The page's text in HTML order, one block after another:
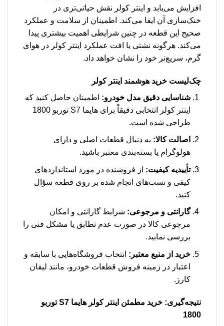
افزایش می‌یابد و اینتر کولر نقش حیاتی‌تری در
خنک‌سازی آن ایفا می‌کند. اطمینان از سلامت و عملکرد
صحیح این قطعه در چنین شرایطی اهمیت بیشتری پیدا
می‌کند. هرگونه نشتی یا افت عملکرد اینتر کولر در هوای
گرم، سریع‌تر خود را نشان خواهد داد.
چک‌لیست خرید هوشمند اینتر کولر
شناسایی دقیق مدل خودرو: اطمینان حاصل کنید که
اینتر کولر انتخابی دقیقاً برای هایما S7 توربو 1800
طراحی شده است.
اصالت کالا: به دنبال قطعات اصلی و دارای
هولوگرام یا بسته‌بندی معتبر باشید.
تأییدیه کیفیت: از فروشنده در مورد استانداردهای
کیفی و تست‌های انجام شده بر روی قطعه سؤال
کنید.
گارانتی و مرجوعی: شرایط گارانتی و امکان
مرجوعی کالا در صورت عدم تطابق یا مشکل فنی را
بررسی نمایید.
خرید از منبع معتبر: انتخاب فروشگاه‌هایی با سابقه و
اعتبار در زمینه فروش قطعات خودرو، مانند لیفان
کارز.
نتیجه‌گیری: خرید مطمئن
اینتر کولر هایما S7 توربو
1800